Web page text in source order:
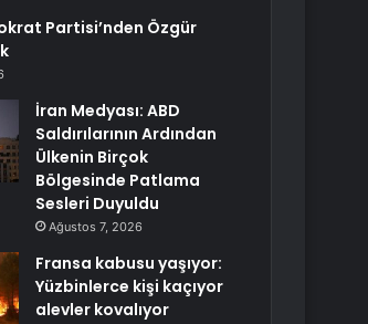
Partisi’nden Özgür
İran Medyası: ABD
Saldırılarının Ardından
Ülkenin Birçok
Bölgesinde Patlama
Sesleri Duyuldu
Ağustos 7, 2026
Fransa kabusu yaşıyor:
Yüzbinlerce kişi kaçıyor
alevler kovalıyor